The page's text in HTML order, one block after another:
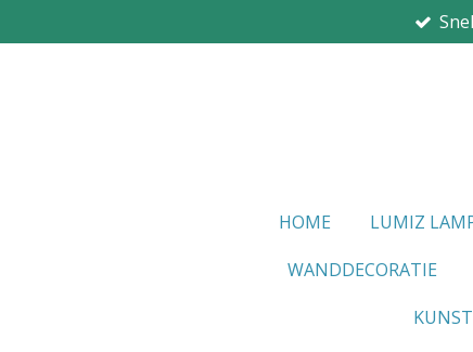
direct
HOME LUMIZ
WANDDECORATIE